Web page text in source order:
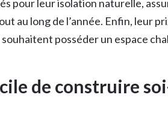
pour leur isolation naturelle,
au long de l’année. Enfin, leur
posséder un espace
de construire